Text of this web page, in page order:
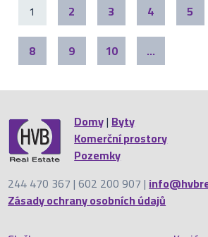
1 2 3 4 5
8
9 10 ...
Domy|Byty
Komerční prostory
Pozemky
244 470 367 | 602 200 907 |
Zásady ochrany osobních údajů